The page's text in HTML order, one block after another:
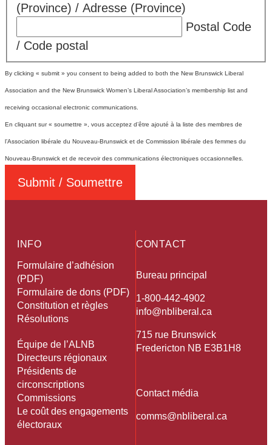
(Province) / Adresse (Province)
Postal Code
/ Code postal
By clicking « submit » you consent to being added to both the New Brunswick Liberal
Association and the New Brunswick Women’s Liberal Association’s membership list and
receiving occasional electronic communications.
En cliquant sur « soumettre », vous acceptez d’être ajouté à la liste des membres de
l’Association libérale du Nouveau-Brunswick et de Commission libérale des femmes du
Nouveau-Brunswick et de recevoir des communications électroniques occasionnelles.
Submit / Soumettre
CONTACT
Bureau principal
1-800-442-4902
info@nbliberal.ca
715 rue Brunswick
Fredericton NB E3B1H8
Contact média
comms@nbliberal.ca
INFO
Formulaire d’adhésion
(PDF)
Formulaire de dons (PDF)
Constitution et règles
Résolutions
Équipe de l’ALNB
Directeurs régionaux
Présidents de
circonscriptions
Commissions
Le coût des engagements
électoraux